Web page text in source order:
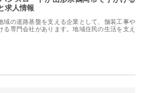
求人情報
域の道路基盤を支える企業として、舗装工事や
る専門会社があります。地域住民の生活を支え